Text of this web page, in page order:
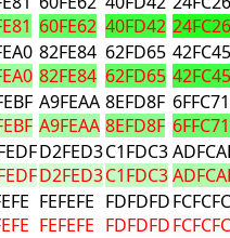
60FE62 40FD42 24FC26
82FE84
82FE84
62FD65
62FD65
42FC45
42FC45
A9FEAA
A9FEAA
8EFD8F
8EFD8F
6FFC71
6FFC71
D2FED3
D2FED3
C1FDC3
C1FDC3
FEFEFE
FEFEFE
FDFDFD
FDFDFD
FCFCFC
FCFCFC